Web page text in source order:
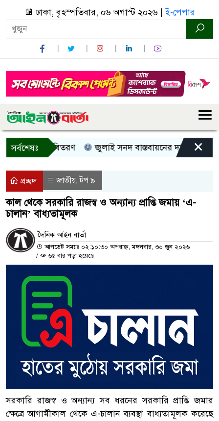
ঢাকা, বৃহস্পতিবার, ০৬ অগাস্ট ২০২৬ |ই-পেপার
সর্বশেষঃ
সহায়তা বিতরণ জুলাই সনদ বাস্তবায়নের দাবিতে ×
প্রচ্ছদ জাতীয়,টপ ৯
কাল থেকে সরকারি রাজস্ব ও অন্যান্য প্রাপ্তি জমায় ‘এ-
চালান’ বাধ্যতামূলক
দৈনিক আইন বার্তা
আপডেট সময়ঃ ০২:১০:৩০ অপরাহ্ন, মঙ্গলবার, ৩০ জুন ২০২৬
/
৬৫ বার পড়া হয়েছে
সরকারি রাজস্ব ও অন্যান্য সব ধরনের সরকারি প্রাপ্তি জমার
ক্ষেত্রে আগামীকাল থেকে এ-চালান ব্যবস্থা বাধ্যতামূলক করেছে